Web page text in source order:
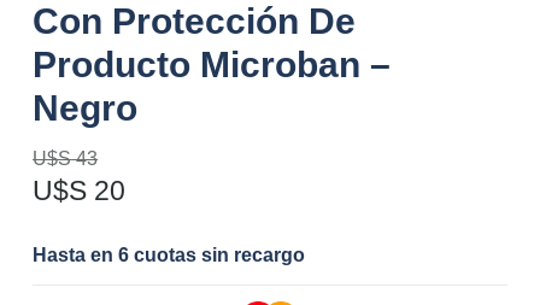
Con Protección De
Producto Microban –
Negro
U$S43
U$S 20
Hasta en 6 cuotas sin recargo